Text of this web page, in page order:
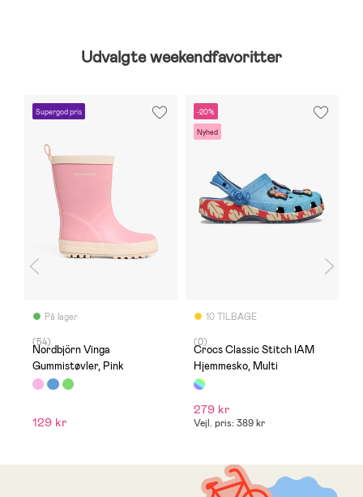
Udvalgte weekendfavoritter
Supergod pris
På lager
(54)
Nordbjörn Vinga
Gummistøvler, Pink
129 kr
-20%
Nyhed
10 TILBAGE
(0)
Crocs Classic Stitch IAM
Hjemmesko, Multi
279 kr
Vejl. pris: 389 kr